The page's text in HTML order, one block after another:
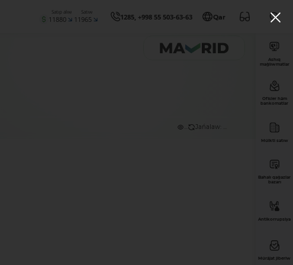
Satıp alıw
11880
Satıw
11965 1285, +998 55 503-63-63 Qar
Jańalaw: ...
Ashıq
maǵlıwmatlar
Ofisler hám
bankomatlar
Múlkti satıw
Bahalı qaǵazlar
bazarı
Antikorrupsiya
Múrájat jiberiw